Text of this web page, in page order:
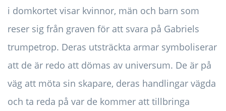
i domkortet visar kvinnor, män och barn som
reser sig från graven för att svara på Gabriels
trumpetrop. Deras utsträckta armar symboliserar
att de är redo att dömas av universum. De är på
väg att möta sin skapare, deras handlingar vägda
och ta reda på var de kommer att tillbringa